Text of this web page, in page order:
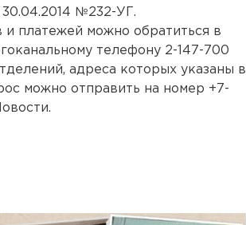
№232-УГ.
и платежей можно обратиться в
телефону 2-147-700
адреса которых указаны в
можно отправить на номер +7-